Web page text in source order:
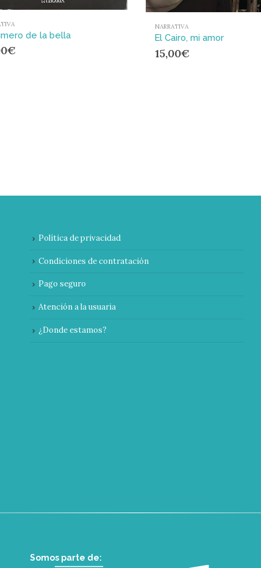
de la bella
€
NARRATIVA
El Cairo, mi amor
15,00€
Política de privacidad
Condiciones de contratación
Pago seguro
Atención a la usuaria
¿Donde estamos?
Somos parte de: